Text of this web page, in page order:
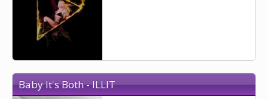
Baby It's Both - ILLIT